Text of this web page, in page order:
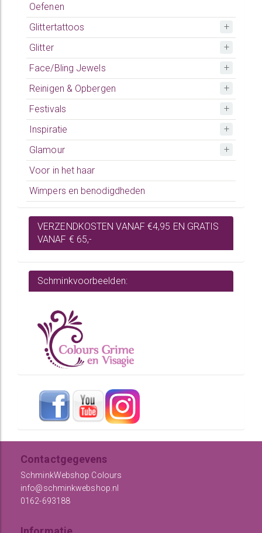
Oefenen
Glittertattoos
Glitter
Face/Bling Jewels
Reinigen & Opbergen
Festivals
Inspiratie
Glamour
Voor in het haar
Wimpers en benodigdheden
VERZENDKOSTEN VANAF €4,95 EN GRATIS
VANAF € 65,-
Schminkvoorbeelden:
Contactgegevens
SchminkWebshop Colours
info@schminkwebshop.nl
0162-693188